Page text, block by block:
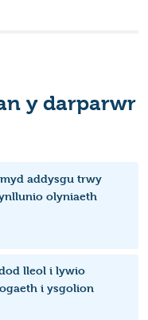
y darparwr
addysgu trwy
olyniaeth
lleol i lywio
i ysgolion